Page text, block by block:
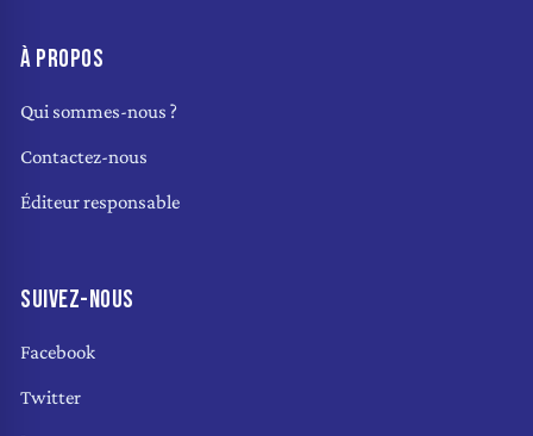
À PROPOS
Qui sommes-nous ?
Contactez-nous
Éditeur responsable
SUIVEZ-NOUS
Facebook
Twitter